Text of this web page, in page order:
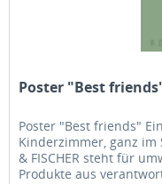
Poster "Best
Poster "Best friends"
Kinderzimmer, ganz im
& FISCHER steht für
Produkte aus